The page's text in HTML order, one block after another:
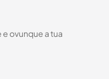
ovunque a tua